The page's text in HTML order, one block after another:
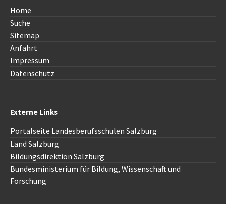
Home
Suche
Sitemap
Anfahrt
Impressum
Datenschutz
Externe Links
Portalseite Landesberufsschulen Salzburg
Land Salzburg
Bildungsdirektion Salzburg
Bundesministerium für Bildung, Wissenschaft und
Forschung